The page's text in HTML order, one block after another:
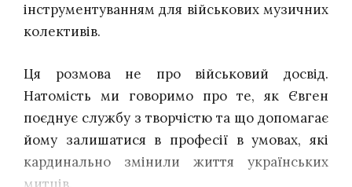
інструментуванням для військових музичних
колективів.
Ця розмова не про військовий досвід.
Натомість ми говоримо про те, як Євген
поєднує службу з творчістю та що допомагає
йому залишатися в професії в умовах, які
кардинально змінили життя українських